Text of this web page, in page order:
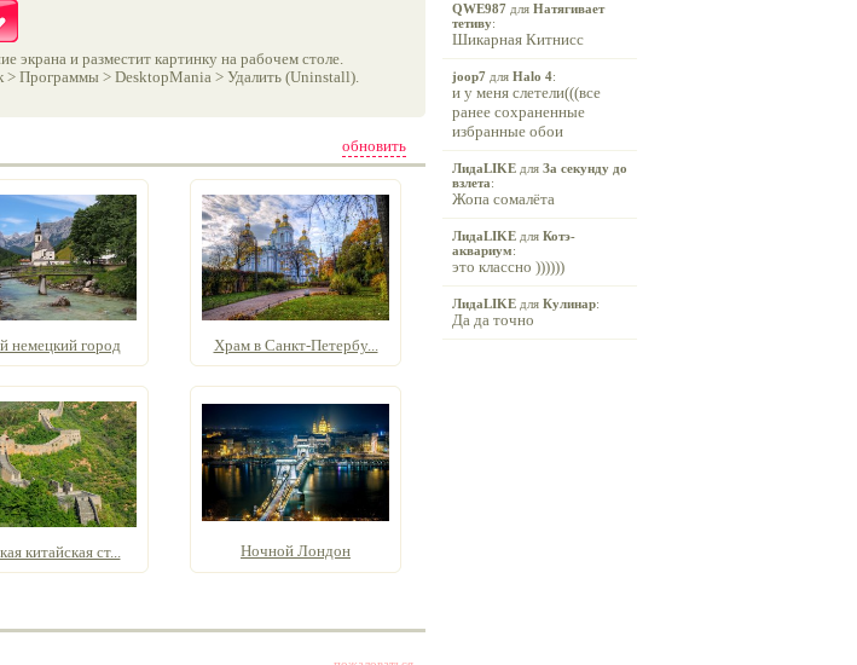
экрана и разместит картинку на рабочем столе.
> Программы > DesktopMania > Удалить (Uninstall).
обновить
немецкий город Храм в Санкт-Петербу...
китайская ст... Ночной Лондон
QWE987 для Натягивает
тетиву:
Шикарная Китнисс
joop7 для Halo 4:
и у меня слетели(((все
ранее сохраненные
избранные обои
ЛидаLIKE для За секунду до
взлета:
Жопа сомалёта
ЛидаLIKE для Котэ-
аквариум:
это классно ))))))
ЛидаLIKE для Кулинар:
Да да точно